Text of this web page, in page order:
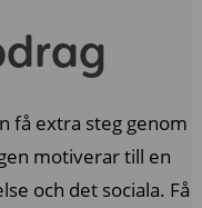
få extra steg genom
motiverar till en
och det sociala. Få